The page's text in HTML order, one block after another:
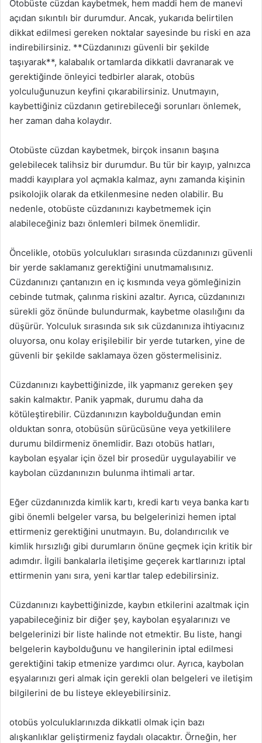
Otobüste cüzdan kaybetmek, hem maddi hem de manevi
açıdan sıkıntılı bir durumdur. Ancak, yukarıda belirtilen
dikkat edilmesi gereken noktalar sayesinde bu riski en aza
indirebilirsiniz. **Cüzdanınızı güvenli bir şekilde
taşıyarak**, kalabalık ortamlarda dikkatli davranarak ve
gerektiğinde önleyici tedbirler alarak, otobüs
yolculuğunuzun keyfini çıkarabilirsiniz. Unutmayın,
kaybettiğiniz cüzdanın getirebileceği sorunları önlemek,
her zaman daha kolaydır.
Otobüste cüzdan kaybetmek, birçok insanın başına
gelebilecek talihsiz bir durumdur. Bu tür bir kayıp, yalnızca
maddi kayıplara yol açmakla kalmaz, aynı zamanda kişinin
psikolojik olarak da etkilenmesine neden olabilir. Bu
nedenle, otobüste cüzdanınızı kaybetmemek için
alabileceğiniz bazı önlemleri bilmek önemlidir.
Öncelikle, otobüs yolculukları sırasında cüzdanınızı güvenli
bir yerde saklamanız gerektiğini unutmamalısınız.
Cüzdanınızı çantanızın en iç kısmında veya gömleğinizin
cebinde tutmak, çalınma riskini azaltır. Ayrıca, cüzdanınızı
sürekli göz önünde bulundurmak, kaybetme olasılığını da
düşürür. Yolculuk sırasında sık sık cüzdanınıza ihtiyacınız
oluyorsa, onu kolay erişilebilir bir yerde tutarken, yine de
güvenli bir şekilde saklamaya özen göstermelisiniz.
Cüzdanınızı kaybettiğinizde, ilk yapmanız gereken şey
sakin kalmaktır. Panik yapmak, durumu daha da
kötüleştirebilir. Cüzdanınızın kaybolduğundan emin
olduktan sonra, otobüsün sürücüsüne veya yetkililere
durumu bildirmeniz önemlidir. Bazı otobüs hatları,
kaybolan eşyalar için özel bir prosedür uygulayabilir ve
kaybolan cüzdanınızın bulunma ihtimali artar.
Eğer cüzdanınızda kimlik kartı, kredi kartı veya banka kartı
gibi önemli belgeler varsa, bu belgelerinizi hemen iptal
ettirmeniz gerektiğini unutmayın. Bu, dolandırıcılık ve
kimlik hırsızlığı gibi durumların önüne geçmek için kritik bir
adımdır. İlgili bankalarla iletişime geçerek kartlarınızı iptal
ettirmenin yanı sıra, yeni kartlar talep edebilirsiniz.
Cüzdanınızı kaybettiğinizde, kaybın etkilerini azaltmak için
yapabileceğiniz bir diğer şey, kaybolan eşyalarınızı ve
belgelerinizi bir liste halinde not etmektir. Bu liste, hangi
belgelerin kaybolduğunu ve hangilerinin iptal edilmesi
gerektiğini takip etmenize yardımcı olur. Ayrıca, kaybolan
eşyalarınızı geri almak için gerekli olan belgeleri ve iletişim
bilgilerini de bu listeye ekleyebilirsiniz.
otobüs yolculuklarınızda dikkatli olmak için bazı
alışkanlıklar geliştirmeniz faydalı olacaktır. Örneğin, her